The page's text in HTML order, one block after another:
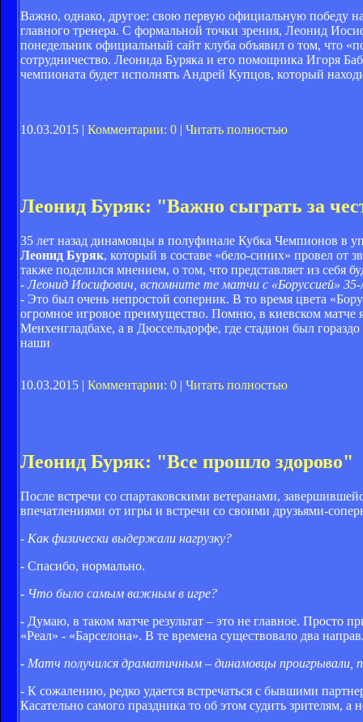
Важно, однако, другое: свою первую официальную победу
главного тренера. С формальной точки зрения, Леонид
понедельник официальный сайт клуба объявил о том, что
сотрудничество. Леонида Буряка и его помощника Игоря
чемпионата будет исполнять Андрей Купцов, который
10.03.2015 | Комментарии: 0 | Читать полностью
Леонид Буряк: "Важно сыграть за
35 лет назад динамовцы в полуфинале Кубка Чемпионов в
Леонид Буряк, который в составе «бело-синих» провел от
также поделился мнением, о том, что представляет из себя
- Леонид Иосифович, вспомните те матчи с «Боруссией»
- Это был очень непростой соперник. В то время цвета
огромное игровое преимущество. Помню, в киевском матче
Менхенгладбахе, а в Дюссельдорфе, где стадион был
наши
10.03.2015 | Комментарии: 0 | Читать полностью
Леонид Буряк: "Все прошло здорово"
После встречи со спартаковскими ветеранами,
впечатлениями от игры и встречи со своими друзьями-
- Как физически выдержали нагрузку?
- Спасибо, нормально.
- Что было самым важным в игре?
- Думаю, в таком матче результат – это не главное. Просто
«Реал» - «Барселона». В те времена существовало два
- Матч получился драматичным – динамовцы проигрывали,
- К сожалению, редко удается встречаться с бывшими
Касательно самого праздника то об этом судить зрителям,